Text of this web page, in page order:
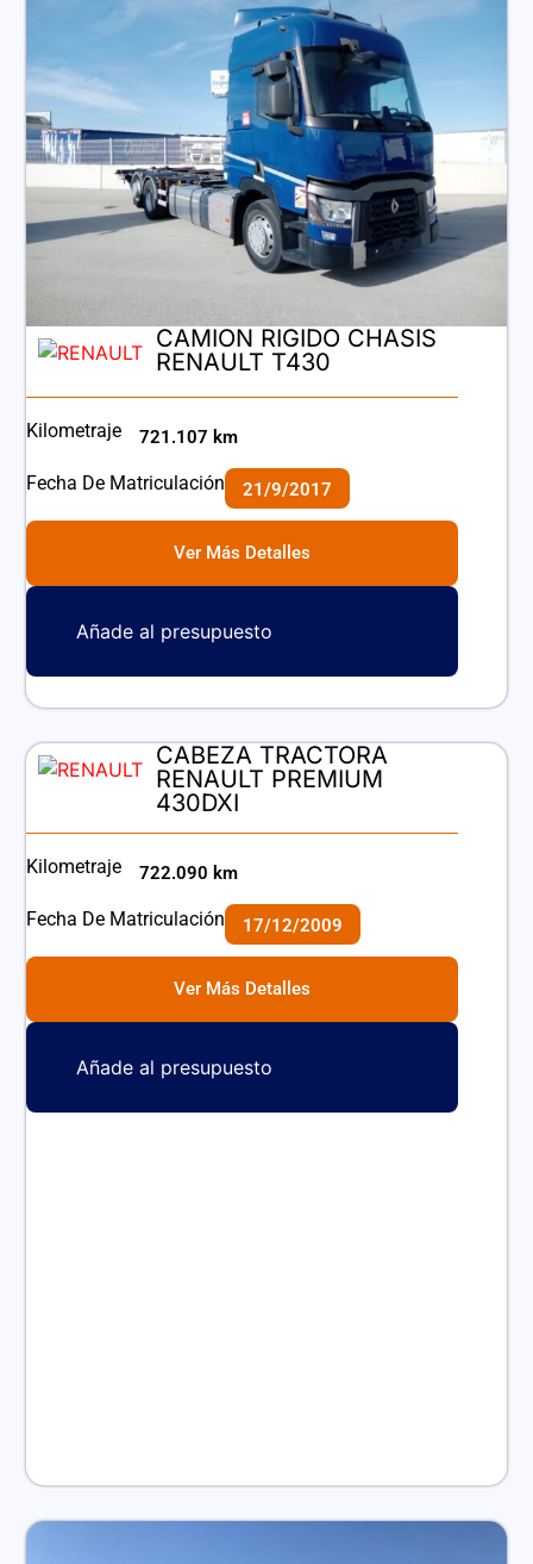
CAMION RIGIDO CHASIS
RENAULT T430
Kilometraje 721.107 km
Fecha De Matriculación 21/9/2017
Ver Más Detalles
Añade al presupuesto
CABEZA TRACTORA
RENAULT PREMIUM
430DXI
Kilometraje 722.090 km
Fecha De Matriculación 17/12/2009
Ver Más Detalles
Añade al presupuesto